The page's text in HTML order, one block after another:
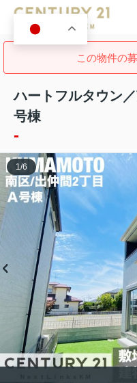
この物件の
ハートフルタウン
号棟
-
1/6